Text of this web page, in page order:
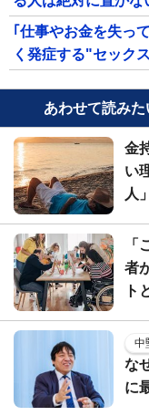
｢仕事やお金を失っ
く発症する"セック
あわせて読みた
金
い
人
「
者
ト
中
な
に